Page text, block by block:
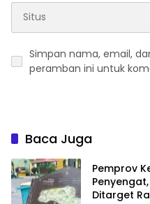
Simpan nama, email,
peramban ini untuk
Baca Juga
Pemprov
Ditarget